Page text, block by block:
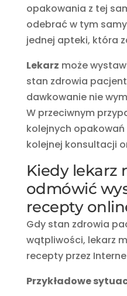
opakowania z tej
odebrać w tym
jednej apteki, która
Lekarz może
stan zdrowia
dawkowanie nie
W przeciwnym
kolejnych
kolejnej konsultacji
Kiedy lekarz
odmówić
recepty
Gdy stan zdrowia
wątpliwości, lekarz
recepty przez
Przykładowe